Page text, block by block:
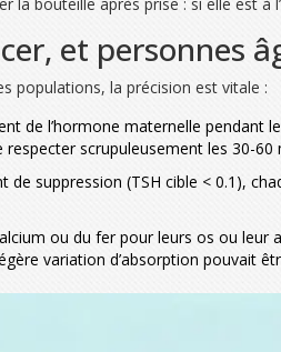
et personnes
populations, la précision est vitale :
de l’hormone maternelle
scrupuleusement les 30-
de suppression (TSH cible < 0.1),
ou du fer pour leurs os ou leur
variation d’absorption pouvait